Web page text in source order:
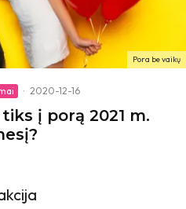
Pora be vaikų
· 2020-12-16
į porą 2021 m.